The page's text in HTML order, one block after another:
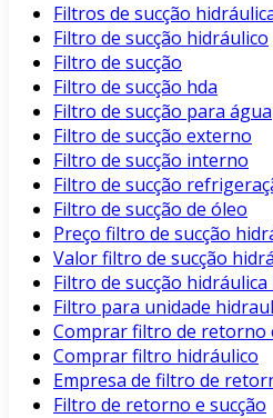
Filtros de sucção
Filtro de sucção hidráulico
Filtro de sucção
Filtro de sucção hda
Filtro de sucção para água
Filtro de sucção externo
Filtro de sucção interno
Filtro de sucção
Filtro de sucção de óleo
Preço filtro de sucção
Valor filtro de sucção
Filtro de sucção hidráulica
Filtro para unidade
Comprar filtro de retorno
Comprar filtro hidráulico
Empresa de filtro de
Filtro de retorno e sucção